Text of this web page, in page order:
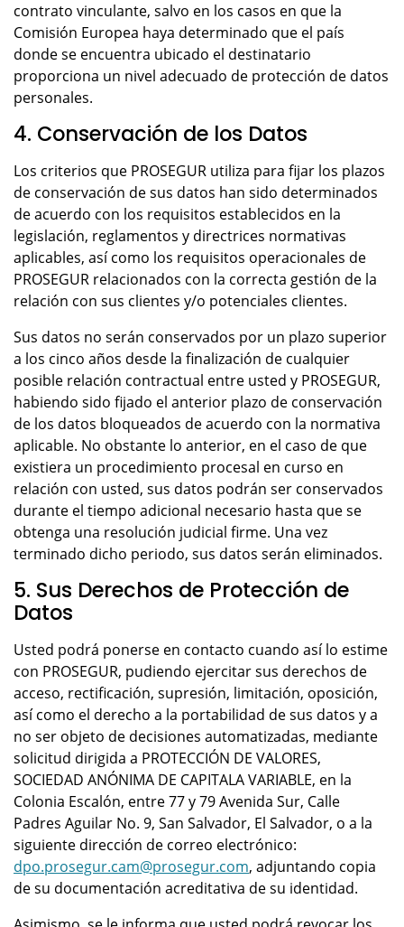
contrato vinculante, salvo en los casos en que la
Comisión Europea haya determinado que el país
donde se encuentra ubicado el destinatario
proporciona un nivel adecuado de protección de datos
personales.
4. Conservación de los Datos
Los criterios que PROSEGUR utiliza para fijar los plazos
de conservación de sus datos han sido determinados
de acuerdo con los requisitos establecidos en la
legislación, reglamentos y directrices normativas
aplicables, así como los requisitos operacionales de
PROSEGUR relacionados con la correcta gestión de la
relación con sus clientes y/o potenciales clientes.
Sus datos no serán conservados por un plazo superior
a los cinco años desde la finalización de cualquier
posible relación contractual entre usted y PROSEGUR,
habiendo sido fijado el anterior plazo de conservación
de los datos bloqueados de acuerdo con la normativa
aplicable. No obstante lo anterior, en el caso de que
existiera un procedimiento procesal en curso en
relación con usted, sus datos podrán ser conservados
durante el tiempo adicional necesario hasta que se
obtenga una resolución judicial firme. Una vez
terminado dicho periodo, sus datos serán eliminados.
5. Sus Derechos de Protección de
Datos
Usted podrá ponerse en contacto cuando así lo estime
con PROSEGUR, pudiendo ejercitar sus derechos de
acceso, rectificación, supresión, limitación, oposición,
así como el derecho a la portabilidad de sus datos y a
no ser objeto de decisiones automatizadas, mediante
solicitud dirigida a PROTECCIÓN DE VALORES,
SOCIEDAD ANÓNIMA DE CAPITALA VARIABLE, en la
Colonia Escalón, entre 77 y 79 Avenida Sur, Calle
Padres Aguilar No. 9, San Salvador, El Salvador, o a la
siguiente dirección de correo electrónico:
dpo.prosegur.cam@prosegur.com, adjuntando copia
de su documentación acreditativa de su identidad.